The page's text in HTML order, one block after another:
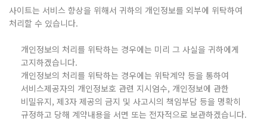
사이트는 서비스 향상을 위해서 귀하의 개인정보를 외부에 위탁하여
처리할 수 있습니다.
개인정보의 처리를 위탁하는 경우에는 미리 그 사실을 귀하에게
고지하겠습니다.
개인정보의 처리를 위탁하는 경우에는 위탁계약 등을 통하여
서비스제공자의 개인정보호 관련 지시엄수, 개인정보에 관한
비밀유지, 제3자 제공의 금지 및 사고시의 책임부담 등을 명확히
규정하고 당해 계약내용을 서면 또는 전자적으로 보관하겠습니다.